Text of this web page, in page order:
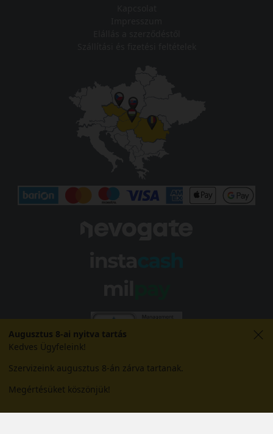
Augusztus 8-ai nyitva tartás
Kedves Ügyfeleink!
Szervizeink augusztus 8-án zárva tartanak.
Megértésüket köszönjük!